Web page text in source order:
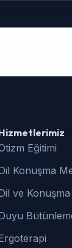
Eğitimi
Konuşma
ve